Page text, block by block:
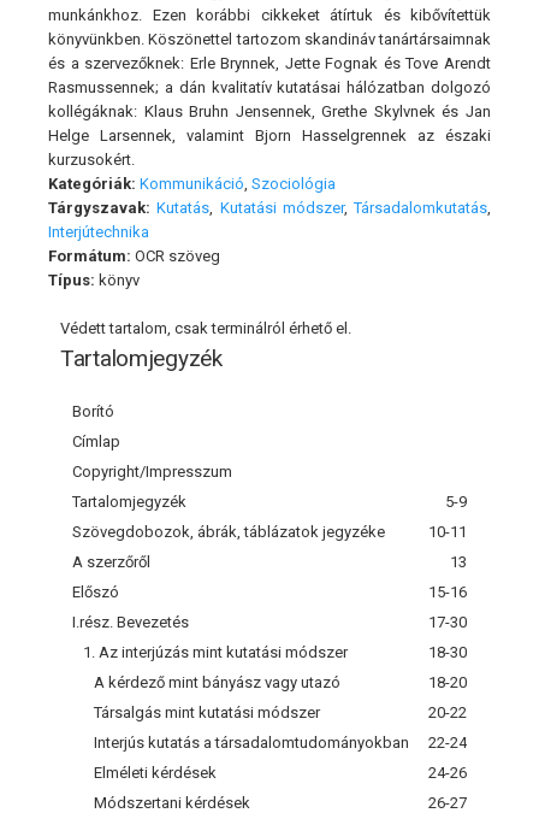
munkánkhoz. Ezen korábbi cikkeket átírtuk és kibővítettük
könyvünkben. Köszönettel tartozom skandináv tanártársaimnak
és a szervezőknek: Erle Brynnek, Jette Fognak és Tove Arendt
Rasmussennek; a dán kvalitatív kutatásai hálózatban dolgozó
kollégáknak: Klaus Bruhn Jensennek, Grethe Skylvnek és Jan
Helge Larsennek, valamint Bjorn Hasselgrennek az északi
kurzusokért.
Kategóriák: Kommunikáció Szociológia
Tárgyszavak: Kutatás Kutatási módszer,Társadalomkutatás
Interjútechnika
Formátum: OCR szöveg
Típus: könyv
Védett tartalom, csak terminálról érhető el.
Tartalomjegyzék
Borító
Címlap
Copyright/Impresszum
Tartalomjegyzék
5-9
Szövegdobozok, ábrák, táblázatok jegyzéke
10-11
A szerzőről
13
Előszó
15-16
I.rész. Bevezetés
17-30
1. Az interjúzás mint kutatási módszer
18-30
A kérdező mint bányász vagy utazó
18-20
Társalgás mint kutatási módszer
20-22
Interjús kutatás a társadalomtudományokban
22-24
Elméleti kérdések
24-26
Módszertani kérdések
26-27